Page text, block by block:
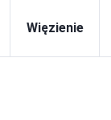
Więzienie